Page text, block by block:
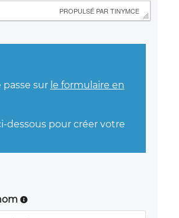
PROPULSÉ PAR TINYMCE
sur le formulaire en
dessous pour créer votre